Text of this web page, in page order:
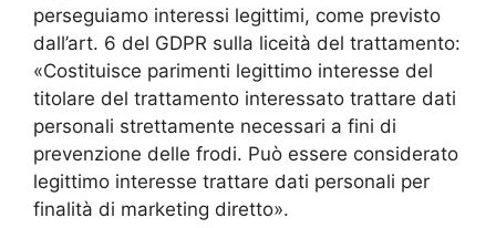
perseguiamo interessi legittimi, come previsto
dall’art. 6 del GDPR sulla liceità del trattamento:
«Costituisce parimenti legittimo interesse del
titolare del trattamento interessato trattare dati
personali strettamente necessari a fini di
prevenzione delle frodi. Può essere considerato
legittimo interesse trattare dati personali per
finalità di marketing diretto».